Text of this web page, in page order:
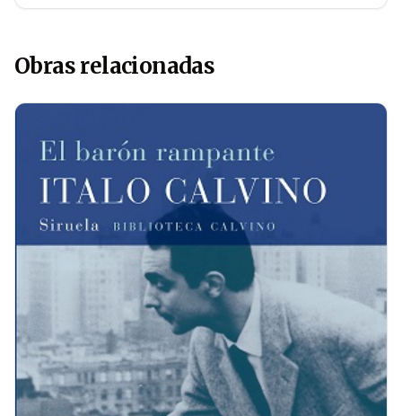
Obras relacionadas